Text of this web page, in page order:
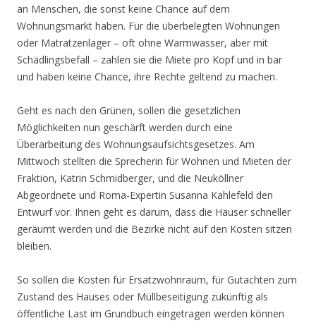
an Menschen, die sonst keine Chance auf dem
Wohnungsmarkt haben. Für die überbelegten Wohnungen
oder Matratzenlager – oft ohne Warmwasser, aber mit
Schädlingsbefall – zahlen sie die Miete pro Kopf und in bar
und haben keine Chance, ihre Rechte geltend zu machen.
Geht es nach den Grünen, sollen die gesetzlichen
Möglichkeiten nun geschärft werden durch eine
Überarbeitung des Wohnungsaufsichtsgesetzes. Am
Mittwoch stellten die Sprecherin für Wohnen und Mieten der
Fraktion, Katrin Schmidberger, und die Neuköllner
Abgeordnete und Roma-Expertin Susanna Kahlefeld den
Entwurf vor. Ihnen geht es darum, dass die Häuser schneller
geräumt werden und die Bezirke nicht auf den Kosten sitzen
bleiben.
So sollen die Kosten für Ersatzwohnraum, für Gutachten zum
Zustand des Hauses oder Müllbeseitigung zukünftig als
öffentliche Last im Grundbuch eingetragen werden können